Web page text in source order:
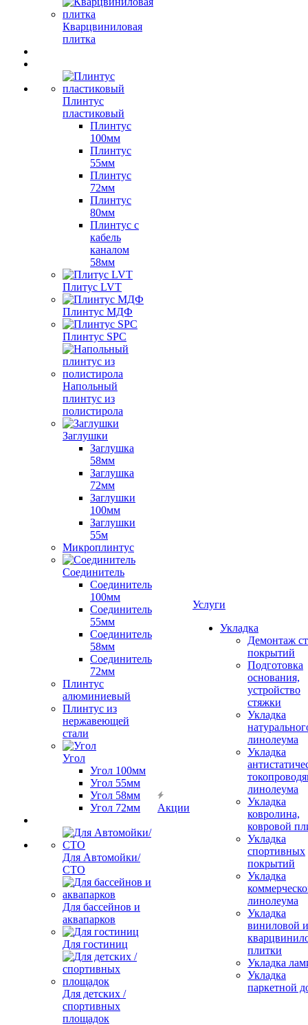
Кварцвиниловая
плитка
Плинтус
пластиковый
Плинтус
100мм
Плинтус
55мм
Плинтус
72мм
Плинтус
80мм
Плинтус с
кабель
каналом
58мм
Плитус LVT
Плинтус МДФ
Плинтус SPC
Напольный
плинтус из
полистирола
Заглушки
Заглушка
58мм
Заглушка
72мм
Заглушки
100мм
Заглушки
55м
Микроплинтус
Соединитель
Соединитель
100мм
Соединитель
55мм
Соединитель
58мм
Соединитель
72мм
Плинтус
алюминиевый
Плинтус из
нержавеющей
стали
Угол
Угол 100мм
Угол 55мм
Угол 58мм
Угол 72мм
Для Автомойки/
СТО
Для бассейнов и
аквапарков
Для гостиниц
Для детских /
спортивных
площадок
Акции
Услуги
Укладка
Демонтаж
покрытий
Подготовка
основания,
устройство
стяжки
Укладка
линолеума
Укладка
линолеума
Укладка
ковролина,
ковровой
Укладка
спортивных
покрытий
Укладка
линолеума
Укладка
виниловой и
плитки
Укладка
Укладка
паркетной